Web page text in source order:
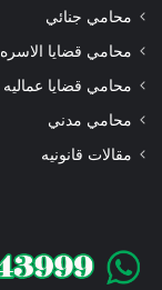
محامي جنائي
محامي قضايا الاسره
محامي قضايا عماليه
محامي مدني
مقالات قانونيه